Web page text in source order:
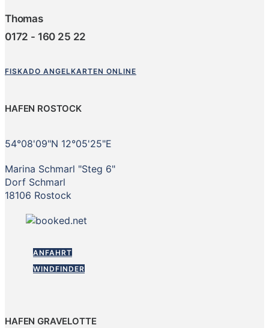
Thomas
0172 - 160 25 22
FISKADO ANGELKARTEN ONLINE
HAFEN ROSTOCK
54°08'09"N 12°05'25"E
Marina Schmarl "Steg 6"
Dorf Schmarl
18106 Rostock
ANFAHRT
WINDFINDER
HAFEN GRAVELOTTE